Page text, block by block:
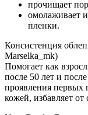
прочищает
омолаживает
пленки.
Консистенция
Marselka_mk)
Помогает как
после 50 лет и
проявления первых
кожей, избавляет от